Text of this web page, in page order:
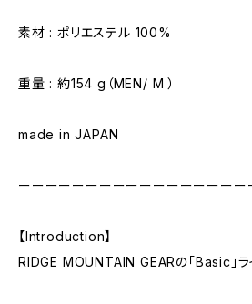
素材 : ポリエステル 100%
重量 : 約154 g（MEN/ M ）
made in JAPAN
ーーーーーーーーーーーーーーーーー
【Introduction】
RIDGE MOUNTAIN GEARの「Basic」ラ